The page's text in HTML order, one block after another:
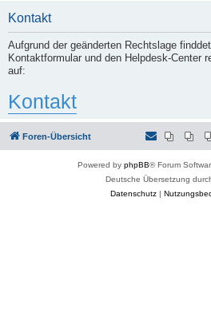
Kontakt
Aufgrund der geänderten Rechtslage
Kontaktformular und den Helpdesk-Center
auf:
Kontakt
Foren-Übersicht
Powered by phpBB® Forum
Deutsche Übersetzung
Datenschutz|